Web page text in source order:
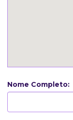
Nome Completo: